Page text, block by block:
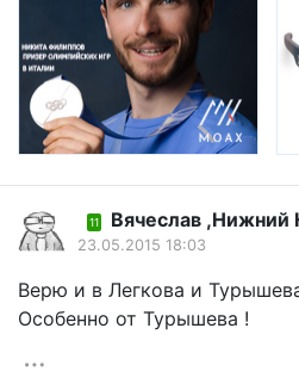
11 Вячеслав ,Нижний
23.05.2015 18:03
Верю и в Легкова и
Особенно от Турышева !